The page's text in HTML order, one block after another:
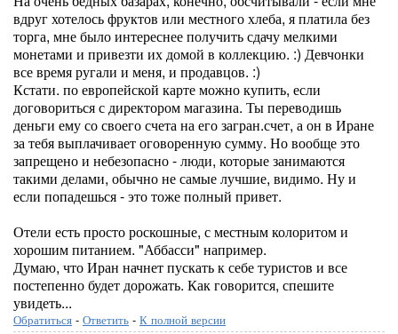
вдруг хотелось фруктов или местного хлеба, я платила без
торга, мне было интереснее получить сдачу мелкими
монетами и привезти их домой в коллекцию. :) Девчонки
все время ругали и меня, и продавцов. :)
Кстати. по европейской карте можно купить, если
договориться с директором магазина. Ты переводишь
деньги ему со своего счета на его загран.счет, а он в Иране
за тебя выплачивает оговоренную сумму. Но вообще это
запрещено и небезопасно - люди, которые занимаются
такими делами, обычно не самые лучшие, видимо. Ну и
если попадешься - это тоже полный привет.
Отели есть просто роскошные, с местным колоритом и
хорошим питанием. "Аббасси" например.
Думаю, что Иран начнет пускать к себе туристов и все
постепенно будет дорожать. Как говорится, спешите
увидеть...
Обратиться - Ответить - К полной версии